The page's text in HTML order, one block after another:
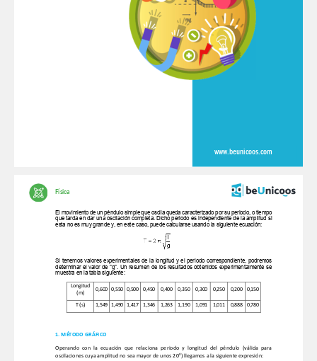
www.beunicoos.com
Física
El movimiento de un péndulo simple que oscila queda caracterizado por su periodo, o tiempo
que tarda en dar una oscilación completa. Dicho periodo es independiente de la amplitud si
esta no es muy grande y, en este caso, puede calcularse usando la siguiente ecuación:
Si tenemos valores experimentales de la longitud y el periodo correspondiente, podremos
determinar el valor de "g". Un resumen de los resultados obtenidos experimentalmente se
muestra en la tabla siguiente:
Longitud
(m)
0,600 0,550 0,500 0,450 0,400 0,350 0,300 0,250 0,200 0,150
T (s)   1,549 1,490 1,417 1,346 1,263 1,190 1,091 1,011 0,888 0,780
1. MÉTODO GRÁFICO
Operando con la ecuación que relaciona periodo y longitud del péndulo (válida para
oscilaciones cuya amplitud no sea mayor de unos 200) llegamos a la siguiente expresión: